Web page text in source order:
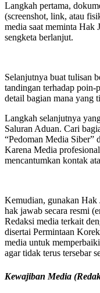
Langkah pertama,
(screenshot, link, atau
media saat meminta Hak
sengketa berlanjut.
Selanjutnya buat tulisan
tandingan terhadap poin-
detail bagian mana yang
Langkah selanjutnya
Saluran Aduan. Cari
“Pedoman Media Siber”
Karena Media
mencantumkan kontak
Kemudian, gunakan Hak
hak jawab secara resmi
Redaksi media terkait
disertai Permintaan
media untuk
agar tidak terus tersebar
Kewajiban Media